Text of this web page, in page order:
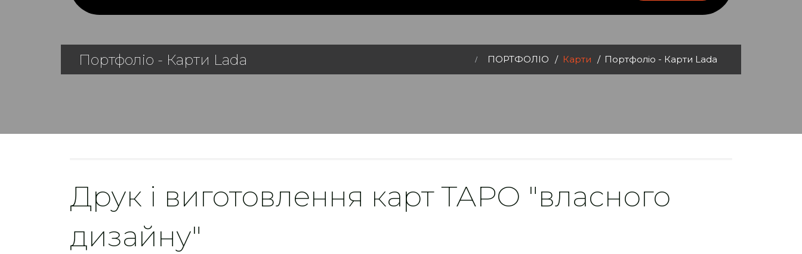
Портфоліо - Карти Lada ПОРТФОЛІО Карти Портфоліо - Карти Lada
Друк і виготовлення карт ТАРО "власного
дизайну"